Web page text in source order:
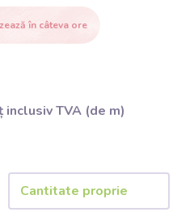
în câteva ore
inclusiv TVA (de m)